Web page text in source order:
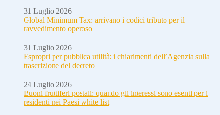
31 Luglio 2026
Global Minimum Tax: arrivano i codici tributo per il
ravvedimento operoso
31 Luglio 2026
Espropri per pubblica utilità: i chiarimenti dell’Agenzia sulla
trascrizione del decreto
24 Luglio 2026
Buoni fruttiferi postali: quando gli interessi sono esenti per i
residenti nei Paesi white list